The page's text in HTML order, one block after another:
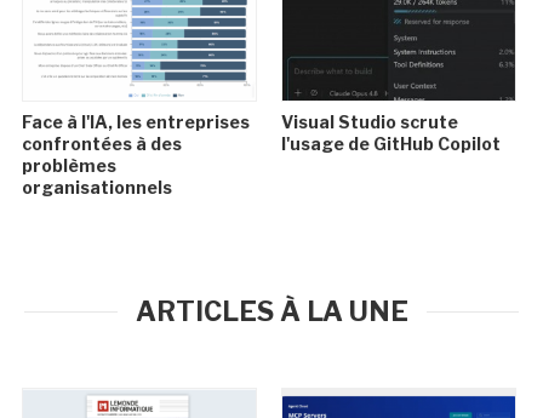
Face à l'IA, les entreprises
confrontées à des
problèmes
organisationnels
Visual Studio scrute
l'usage de GitHub Copilot
ARTICLES À LA UNE